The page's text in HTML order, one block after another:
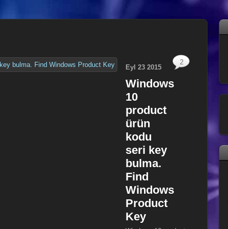
Eyl 23 2015
Windows
10
product
ürün
kodu
seri key
bulma.
Find
Windows
Product
Key
2